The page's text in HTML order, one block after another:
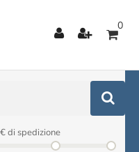
0
di spedizione